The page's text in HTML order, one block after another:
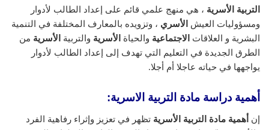
التربية الأسرية ، هي منهج علمي قائم على إعداد الطالب لأدوار
ومسؤوليات العيش
الأسري ، وتزويده بالمعارف المختلفة في التنمية
البشرية و العلاقات
الاجتماعية والحياة الأسرية والتربية الأسرية من
الطرق الجديدة في التعليم التي تهدف إلى إعداد الطالب لأدوار
يواجهها في حياته عاجلا أم أجلا.
أهمية دراسة مادة التربية الاسرية:
إن أهمية مادة التربية الأسرية تظهر في تعزيز وإثراء رفاهية الفرد